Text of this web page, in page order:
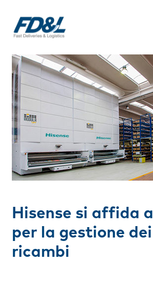
Hisense si affida
per la gestione dei
ricambi